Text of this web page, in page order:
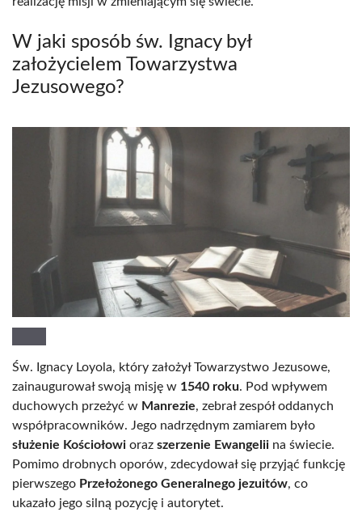
W jaki sposób św. Ignacy był
założycielem Towarzystwa
Jezusowego?
Św. Ignacy Loyola, który założył Towarzystwo Jezusowe,
zainaugurował swoją misję w 1540 roku. Pod wpływem
duchowych przeżyć w Manrezie, zebrał zespół oddanych
współpracowników. Jego nadrzędnym zamiarem było
służenie Kościołowi oraz szerzenie Ewangelii na świecie.
Pomimo drobnych oporów, zdecydował się przyjąć funkcję
pierwszego Przełożonego Generalnego jezuitów, co
ukazało jego silną pozycję i autorytet.